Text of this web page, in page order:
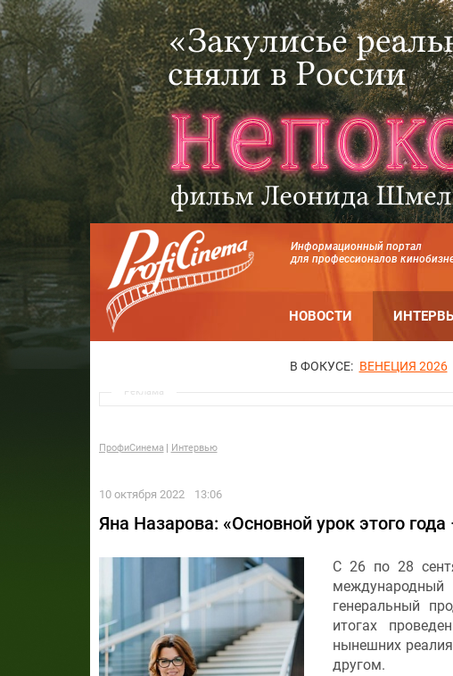
Информационный портал
для профессионалов
НОВОСТИ
В ФОКУСЕ: ВЕНЕЦИЯ 2026
Реклама
ПрофиСинема Интервью
10 октября 2022 13:06
Яна Назарова: «Основной урок этого
С 26 по 28
генеральный
итогах
нынешних
другом.